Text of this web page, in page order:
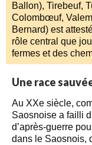
Ballon), Tirebeuf,
Colombœuf,
Bernard) est
rôle central que
fermes et des
Une race
Au XXe siècle,
Saosnoise a failli
d’après-guerre
dans le Saosnois,